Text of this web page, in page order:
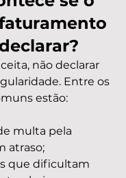
não declarar
Entre os
estão:
multa pela
atraso;
que dificultam